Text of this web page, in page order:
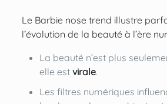
Le Barbie nose trend illustre
l’évolution de la beauté à l’ère
La beauté n’est plus
elle est virale.
Les filtres numériques